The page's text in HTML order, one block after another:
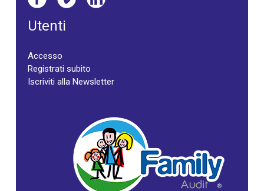
Utenti
Accesso
Registrati subito
Iscriviti alla Newsletter